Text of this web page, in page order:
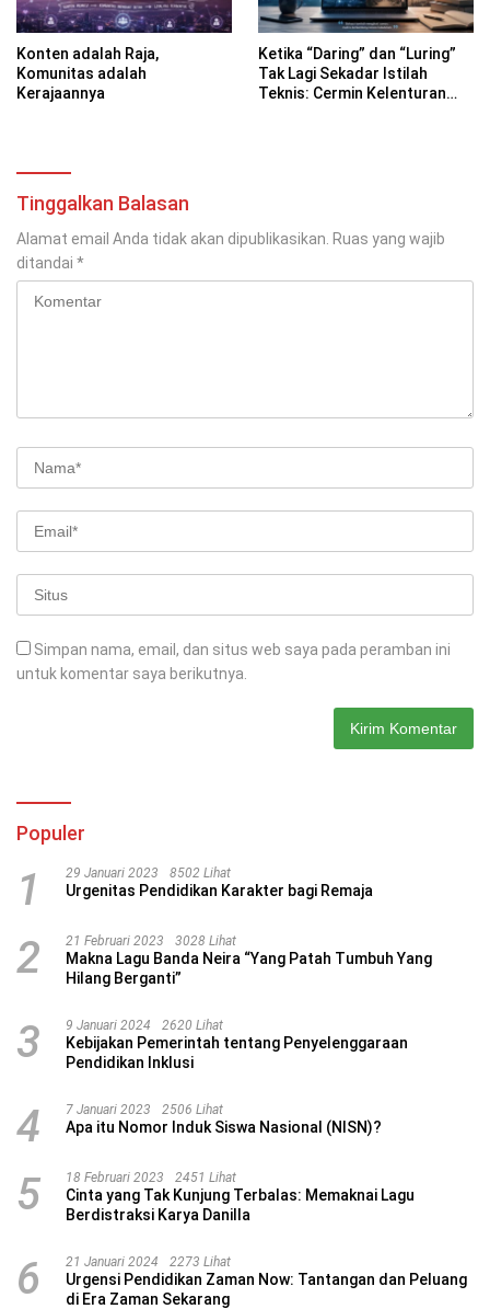
Konten adalah Raja,
Komunitas adalah
Kerajaannya
Ketika “Daring” dan “Luring”
Tak Lagi Sekadar Istilah
Teknis: Cermin Kelenturan
Tinggalkan Balasan
Alamat email Anda tidak akan dipublikasikan. Ruas yang wajib
ditandai *
Simpan nama, email, dan situs web saya pada peramban ini
untuk komentar saya berikutnya.
Populer
1 29 Januari 2023 8502 Lihat
Urgenitas Pendidikan Karakter bagi Remaja
2 21 Februari 2023 3028 Lihat
Makna Lagu Banda Neira “Yang Patah Tumbuh Yang
Hilang Berganti”
3 9 Januari 2024 2620 Lihat
Kebijakan Pemerintah tentang Penyelenggaraan
Pendidikan Inklusi
4 7 Januari 2023 2506 Lihat
Apa itu Nomor Induk Siswa Nasional (NISN)?
5 18 Februari 2023 2451 Lihat
Cinta yang Tak Kunjung Terbalas: Memaknai Lagu
Berdistraksi Karya Danilla
6 21 Januari 2024 2273 Lihat
Urgensi Pendidikan Zaman Now: Tantangan dan Peluang
di Era Zaman Sekarang